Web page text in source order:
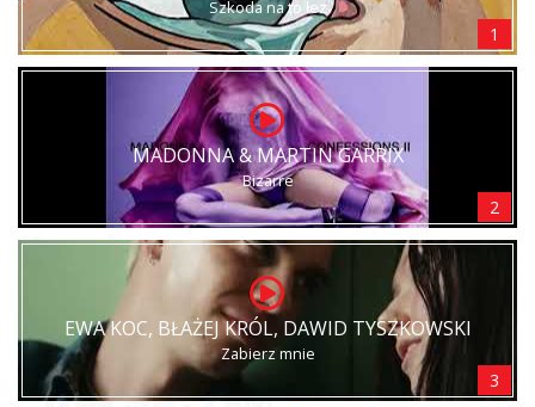
Szkoda na to łez
1
MADONNA & MARTIN GARRIX
Bizarre
2
EWA KOC, BŁAŻEJ KRÓL, DAWID TYSZKOWSKI
Zabierz mnie
3